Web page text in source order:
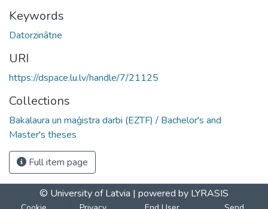
Keywords
Datorzinātne
URI
https://dspace.lu.lv/handle/7/21125
Collections
Bakalaura un maģistra darbi (EZTF) / Bachelor's and
Master's theses
Full item page
© University of Latvia | powered by LYRASIS